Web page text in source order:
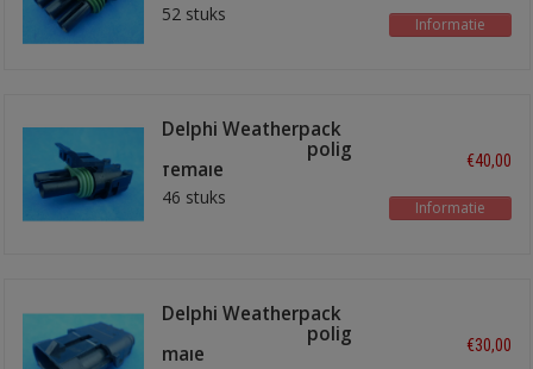
52 stuks Informatie
Delphi Weatherpack
stekkerhuizen 2 polig
female
46 stuks
€40,00
Informatie
Delphi Weatherpack
stekkerhuizen 3 polig
male
€30,00